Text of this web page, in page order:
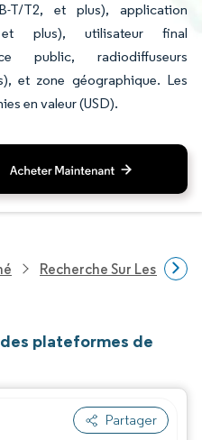
T/T2, et plus), application
et plus), utilisateur final
public, radiodiffuseurs
et zone géographique. Les
en valeur (USD).
Recherche Sur Les
plateformes de
Partager